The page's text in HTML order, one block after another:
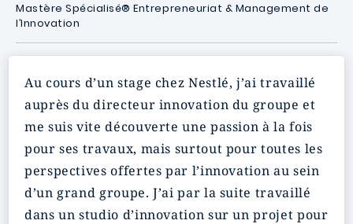
Mastère Spécialisé® Entrepreneuriat & Management de
l’Innovation
Au cours d’un stage chez Nestlé, j’ai travaillé
auprès du directeur innovation du groupe et
me suis vite découverte une passion à la fois
pour ses travaux, mais surtout pour toutes les
perspectives offertes par l’innovation au sein
d’un grand groupe. J’ai par la suite travaillé
dans un studio d’innovation sur un projet pour